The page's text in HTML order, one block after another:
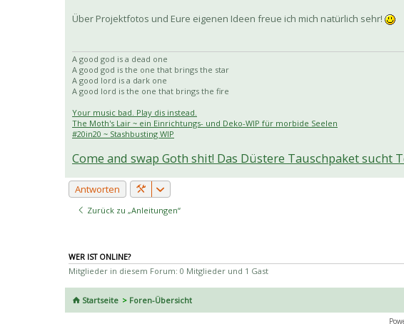
Über Projektfotos und Eure eigenen Ideen freue ich mich natürlich sehr!
A good god is a dead one
A good god is the one that brings the star
A good lord is a dark one
A good lord is the one that brings the fire
Your music bad. Play dis instead.
The Moth's Lair ~ ein Einrichtungs- und Deko-WIP für morbide Seelen
#20in20 ~ Stashbusting WIP
Come and swap Goth shit! Das Düstere Tauschpaket sucht
Antworten
Zurück zu „Anleitungen“
WER IST ONLINE?
Mitglieder in diesem Forum: 0 Mitglieder und 1 Gast
Startseite Foren-Übersicht